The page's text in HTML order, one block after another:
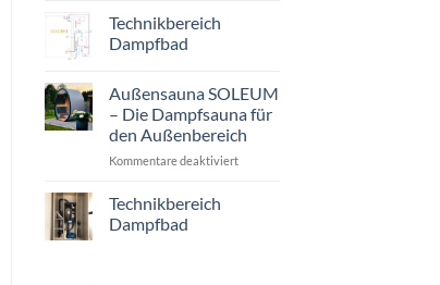
Technikbereich
Dampfbad
zu
Technikbereich
Dampfbad
Außensauna SOLEUM
– Die Dampfsauna für
den Außenbereich
Kommentare deaktiviertfür
Technikbereich
Dampfbad